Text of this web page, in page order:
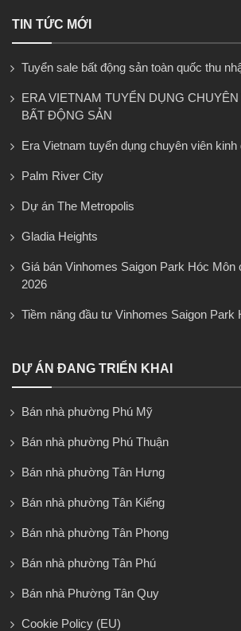
TIN TỨC MỚI
Tuyển sale bất động sản toàn quốc thu
ERA VIETNAM TUYỂN DỤNG
BẤT ĐỘNG SẢN
Era Vietnam tuyển dụng chuyên viên kinh
Palm River City
Dự án The Metropolis
Gladia Heights
Giá bán Vinhomes Saigon Park Hóc Môn
2026
Tiềm năng đầu tư Vinhomes Saigon Park
DỰ ÁN ĐANG TRIỂN KHAI
Bán nhà phường Phú Mỹ
Bán nhà phường Phú Thuận
Bán nhà phường Tân Hưng
Bán nhà phường Tân Kiểng
Bán nhà phường Tân Phong
Bán nhà phường Tân Phú
Bán nhà Phường Tân Quy
Cookie Policy (EU)